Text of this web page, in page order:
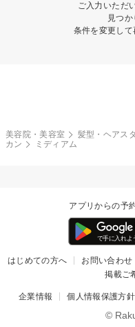
ご入力いただ
見つか
条件を変更して
美容院・美容室 髪型・ヘアス
カン
ミディアム
アプリからの予
はじめての方へ お問い合わせ
掲載ご
企業情報 個人情報保護方針
©